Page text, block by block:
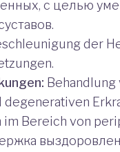
с целью
der
degenerativen
Bereich von